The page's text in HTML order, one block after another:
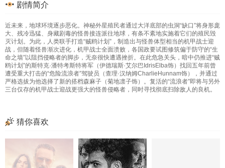
剧情简介
近未来，地球环境逐步恶化。神秘外星殖民者通过大洋底部的虫洞“缺口”将身形庞
大、残冷迅猛、身藏剧毒的怪兽接连派往地球，有条不紊地实施着它们的殖民毁
灭计划。为此，人类联手打造“贼鸥计划”，制造出与怪兽体型相当的机甲战士迎
战，但随着怪兽渐次进化，机甲战士全面溃败，各国政要试图修筑偏于防守的“生
命之墙”以阻挡侵略者的脚步，无奈很快遭遇挫折。在此危急关头，暗中仍推进“贼
鸥计划”的斯特克·潘特考斯特将军（伊德瑞斯·艾尔巴IdrisElba饰）找回五年前曾
遭受重大打击的“危险流浪者”驾驶员（查理·汉纳姆CharlieHunnam饰），并通过
严格选拔为他选择了新的搭档森麻子（菊地凛子饰）。复活的“流浪者”即将与另外
三台仅存的机甲战士迎战更强大的怪兽侵略者，同时寻找彻底扫除敌人的良机。
猜你喜欢